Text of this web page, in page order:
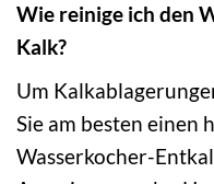
Wie reinige ich den
Kalk?
Um
Sie am besten einen
Wasserkocher-